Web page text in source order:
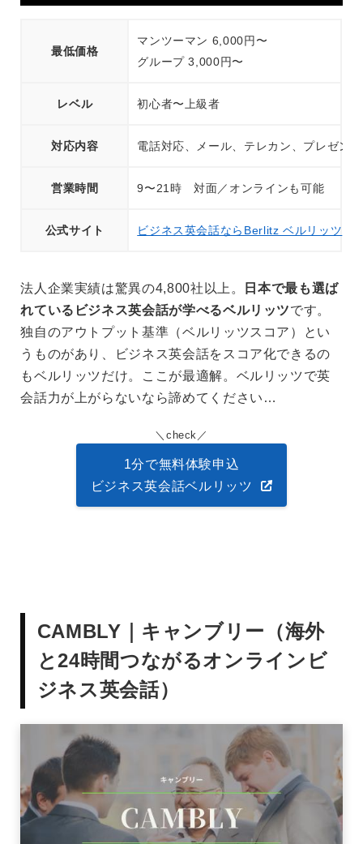
最低価格
マンツーマン 6,000円〜
グループ 3,000円〜
レベル 初心者〜上級者
対応内容 電話対応、メール、テレカン、プレゼン
営業時間 9〜21時 対面／オンラインも可能
公式サイト ビジネス英会話ならBerlitz ベルリッツ
法人企業実績は驚異の4,800社以上。
日本で最も選ば
れているビジネス英会話が学べるベルリッツです。
独自のアウトプット基準（ベルリッツスコア）とい
うものがあり、ビジネス英会話をスコア化できるの
もベルリッツだけ。ここが最適解。ベルリッツで英
会話力が上がらないなら諦めてください…
check
1分で無料体験申込
ビジネス英会話ベルリッツ
CAMBLY｜キャンブリー（海外
と24時間つながるオンラインビ
ジネス英会話）